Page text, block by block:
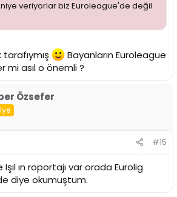
niye veriyorlar biz Euroleague'de değil
Bayanların Euroleague
mi asıl o önemli ?
Özsefer
#15
ın röportajı var orada Eurolig
diye okumuştum.